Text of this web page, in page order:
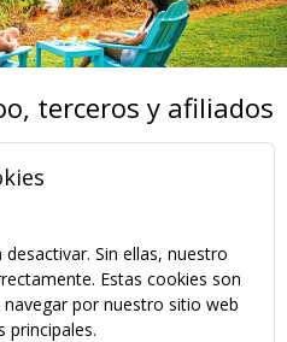
terceros y afiliados
Sin ellas, nuestro
Estas cookies son
por nuestro sitio web
principales.